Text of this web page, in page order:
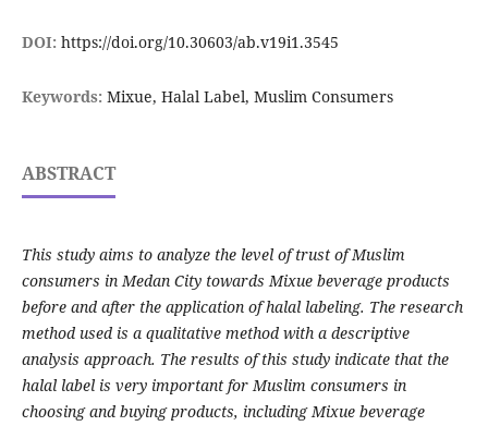
DOI: https://doi.org/10.30603/ab.v19i1.3545
Keywords: Mixue, Halal Label, Muslim Consumers
ABSTRACT
This study aims to analyze the level of trust of Muslim
consumers in Medan City towards Mixue beverage products
before and after the application of halal labeling. The research
method used is a qualitative method with a descriptive
analysis approach. The results of this study indicate that the
halal label is very important for Muslim consumers in
choosing and buying products, including Mixue beverage